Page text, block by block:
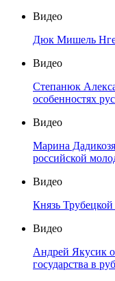
Видео
Дюк Мишель
Видео
Степанюк
особенностях
Видео
Марина
российской
Видео
Князь
Видео
Андрей Якусик
государства в